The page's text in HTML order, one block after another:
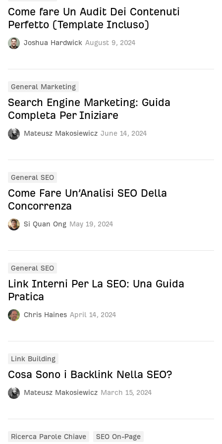
Joshua Hardwick August 9, 2024
Come fare Un Audit Dei Contenuti
Perfetto (Template Incluso)
Mateusz Makosiewicz June 14, 2024
General Marketing
Search Engine Marketing: Guida
Completa Per Iniziare
Si Quan Ong May 19, 2024
General SEO
Come Fare Un’Analisi SEO Della
Concorrenza
Chris Haines April 14, 2024
General SEO
Link Interni Per La SEO: Una Guida
Pratica
Mateusz Makosiewicz March 15, 2024
Link Building
Cosa Sono i Backlink Nella SEO?
Ricerca Parole Chiave SEO On-Page